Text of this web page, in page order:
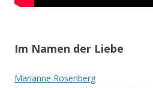
Im Namen der Liebe
Marianne Rosenberg